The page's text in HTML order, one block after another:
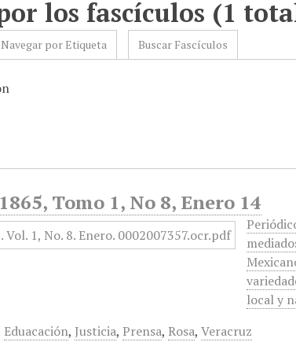
los fascículos (1
Navegar por Etiqueta Buscar Fascículos
Tomo 1, No 8, Enero 14
local y
Eduacación, Justicia, Prensa, Rosa,Veracruz